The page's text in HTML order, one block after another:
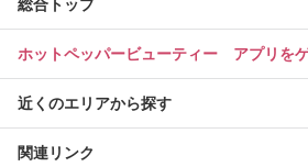
総合トップ
ホットペッパービューティー アプリを
近くのエリアから探す
関連リンク